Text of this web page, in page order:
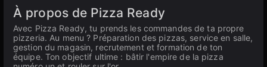
À propos de Pizza Ready
Avec Pizza Ready, tu prends les commandes de ta propre
pizzeria. Au menu ? Préparation des pizzas, service en salle,
gestion du magasin, recrutement et formation de ton
équipe. Ton objectif ultime : bâtir l'empire de la pizza